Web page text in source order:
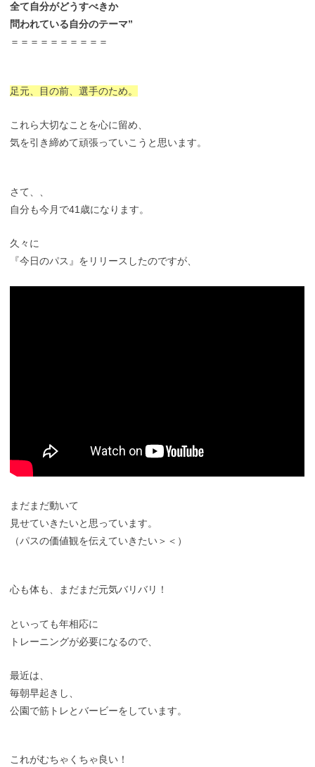
全て自分がどうすべきか
問われている自分のテーマ”
＝＝＝＝＝＝＝＝＝＝
足元、目の前、選手のため。
これら大切なことを心に留め、
気を引き締めて頑張っていこうと思います。
さて、、
自分も今月で41歳になります。
久々に
『今日のパス』をリリースしたのですが、
まだまだ動いて
見せていきたいと思っています。
（パスの価値観を伝えていきたい＞＜）
心も体も、まだまだ元気バリバリ！
といっても年相応に
トレーニングが必要になるので、
最近は、
毎朝早起きし、
公園で筋トレとバービーをしています。
これがむちゃくちゃ良い！